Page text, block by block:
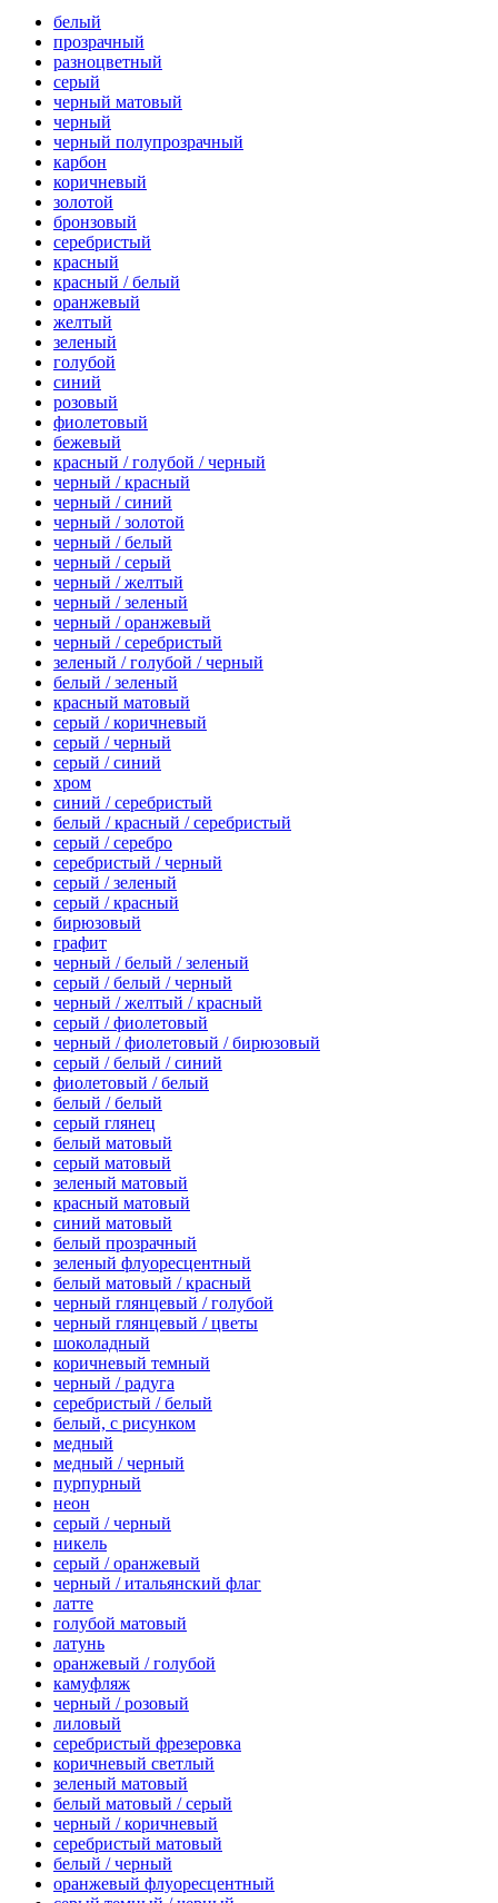
белый
прозрачный
разноцветный
серый
черный матовый
черный
черный полупрозрачный
карбон
коричневый
золотой
бронзовый
серебристый
красный
красный / белый
оранжевый
желтый
зеленый
голубой
синий
розовый
фиолетовый
бежевый
красный / голубой / черный
черный / красный
черный / синий
черный / золотой
черный / белый
черный / серый
черный / желтый
черный / зеленый
черный / оранжевый
черный / серебристый
зеленый / голубой / черный
белый / зеленый
красный матовый
серый / коричневый
серый / черный
серый / синий
хром
синий / серебристый
белый / красный / серебристый
серый / серебро
серебристый / черный
серый / зеленый
серый / красный
бирюзовый
графит
черный / белый / зеленый
серый / белый / черный
черный / желтый / красный
серый / фиолетовый
черный / фиолетовый / бирюзовый
серый / белый / синий
фиолетовый / белый
белый / белый
серый глянец
белый матовый
серый матовый
зеленый матовый
красный матовый
синий матовый
белый прозрачный
зеленый флуоресцентный
белый матовый / красный
черный глянцевый / голубой
черный глянцевый / цветы
шоколадный
коричневый темный
черный / радуга
серебристый / белый
белый, с рисунком
медный
медный / черный
пурпурный
неон
серый / черный
никель
серый / оранжевый
черный / итальянский флаг
латте
голубой матовый
латунь
оранжевый / голубой
камуфляж
черный / розовый
лиловый
серебристый фрезеровка
коричневый светлый
зеленый матовый
белый матовый / серый
черный / коричневый
серебристый матовый
белый / черный
оранжевый флуоресцентный